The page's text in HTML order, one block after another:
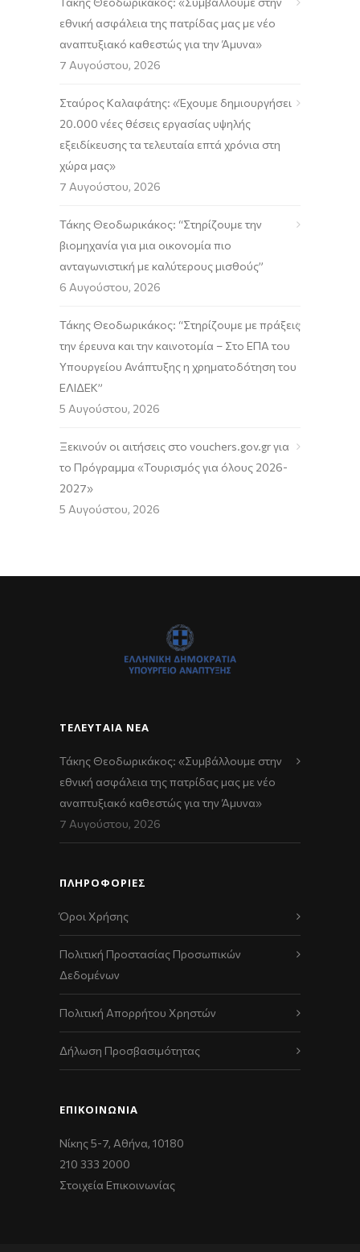
εθνική ασφάλεια της πατρίδας μας με νέο
αναπτυξιακό καθεστώς για την Άμυνα»
7 Αυγούστου, 2026
Σταύρος Καλαφάτης: «Έχουμε δημιουργήσει
20.000 νέες θέσεις εργασίας υψηλής
εξειδίκευσης τα τελευταία επτά χρόνια στη
χώρα μας»
7 Αυγούστου, 2026
Τάκης Θεοδωρικάκος: “Στηρίζουμε την
βιομηχανία για μια οικονομία πιο
ανταγωνιστική με καλύτερους μισθούς”
6 Αυγούστου, 2026
Τάκης Θεοδωρικάκος: “Στηρίζουμε με πράξεις
την έρευνα και την καινοτομία – Στο ΕΠΑ του
Υπουργείου Ανάπτυξης η χρηματοδότηση του
ΕΛΙΔΕΚ”
5 Αυγούστου, 2026
Ξεκινούν οι αιτήσεις στο vouchers.gov.gr για
το Πρόγραμμα «Τουρισμός για όλους 2026-
2027»
5 Αυγούστου, 2026
ΤΕΛΕΥΤΑΊΑ ΝΈΑ
Τάκης Θεοδωρικάκος: «Συμβάλλουμε στην
εθνική ασφάλεια της πατρίδας μας με νέο
αναπτυξιακό καθεστώς για την Άμυνα»
7 Αυγούστου, 2026
ΠΛΗΡΟΦΟΡΙΕΣ
Όροι Χρήσης
Πολιτική Προστασίας Προσωπικών
Δεδομένων
Πολιτική Απορρήτου Χρηστών
Δήλωση Προσβασιμότητας
ΕΠΙΚΟΙΝΩΝΊΑ
Νίκης 5-7, Αθήνα, 10180
210 333 2000
Στοιχεία Επικοινωνίας